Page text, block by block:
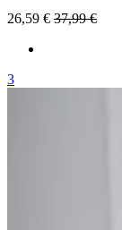
26,59 € 37,99 €
3